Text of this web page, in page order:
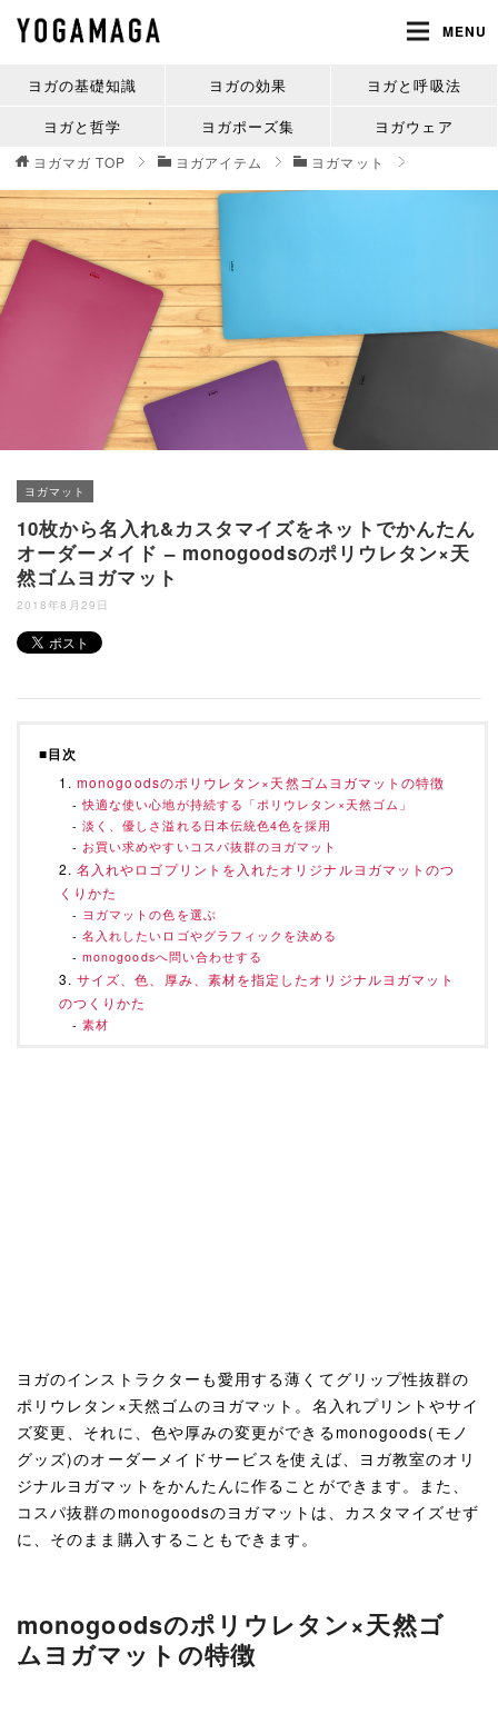
MENU
ヨガの基礎知識 ヨガの効果
ヨガと呼吸法
ヨガと哲学
ヨガポーズ集 ヨガウェア
ヨガマガ TOP ヨガアイテム ヨガマット
ヨガマット
10枚から名入れ&カスタマイズをネットでかんたん
オーダーメイド – monogoodsのポリウレタン×天
然ゴムヨガマット
2018年8月29日
■目次
monogoodsのポリウレタン×天然ゴムヨガマットの特徴
快適な使い心地が持続する「ポリウレタン×天然ゴム」
淡く、優しさ溢れる日本伝統色4色を採用
お買い求めやすいコスパ抜群のヨガマット
名入れやロゴプリントを入れたオリジナルヨガマットのつ
くりかた
ヨガマットの色を選ぶ
名入れしたいロゴやグラフィックを決める
monogoodsへ問い合わせする
サイズ、色、厚み、素材を指定したオリジナルヨガマット
のつくりかた
素材
ヨガのインストラクターも愛用する薄くてグリップ性抜群の
ポリウレタン×天然ゴムのヨガマット。名入れプリントやサイ
ズ変更、それに、色や厚みの変更ができるmonogoods(モノ
グッズ)のオーダーメイドサービスを使えば、ヨガ教室のオリ
ジナルヨガマットをかんたんに作ることができます。また、
コスパ抜群のmonogoodsのヨガマットは、カスタマイズせず
に、そのまま購入することもできます。
monogoodsのポリウレタン×天然ゴ
ムヨガマットの特徴